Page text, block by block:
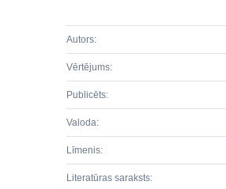
Autors:
Vērtējums:
Publicēts:
Valoda:
Līmenis:
Literatūras saraksts: